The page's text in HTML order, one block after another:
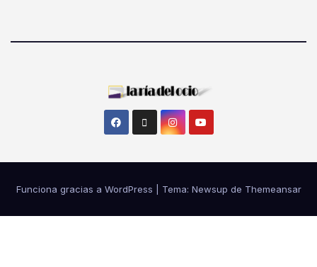
Funciona gracias a WordPress Tema: Newsup de Themeansar